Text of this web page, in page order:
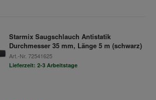
Starmix Saugschlauch Antistatik
Durchmesser 35 mm, Länge 5 m (schwarz)
Art.-Nr. 72541625
Lieferzeit: 2-3 Arbeitstage